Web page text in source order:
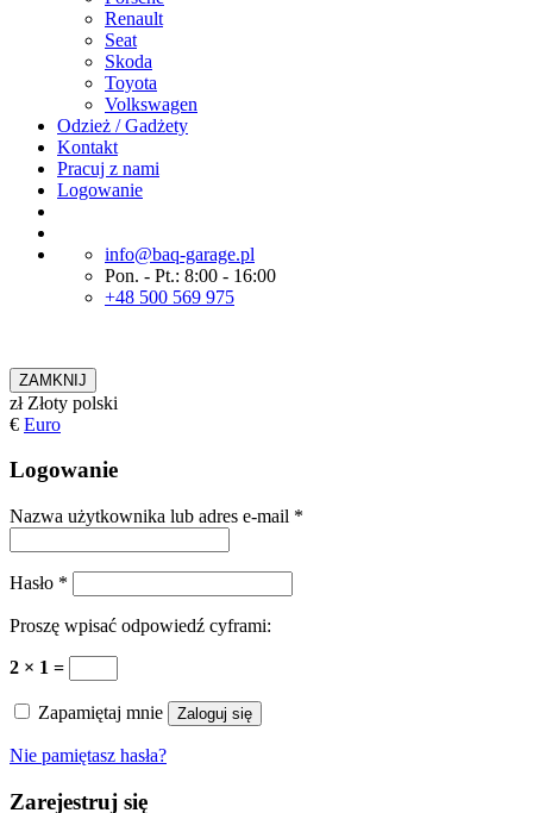
Renault
Seat
Skoda
Toyota
Volkswagen
Odzież / Gadżety
Kontakt
Pracuj z nami
Logowanie
info@baq-garage.pl
Pon. - Pt.: 8:00 - 16:00
+48 500 569 975
ZAMKNIJ
zł Złoty polski
€ Euro
Logowanie
Nazwa użytkownika lub adres e-mail *
Hasło *
Proszę wpisać odpowiedź cyframi:
2 × 1 =
Zapamiętaj mnie Zaloguj się
Nie pamiętasz hasła?
Zarejestruj się